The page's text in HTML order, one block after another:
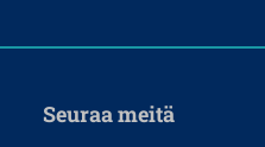
Seuraa meitä